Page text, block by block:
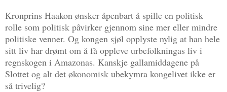
Kronprins Haakon ønsker åpenbart å spille en politisk
rolle som politisk påvirker gjennom sine mer eller mindre
politiske venner. Og kongen sjøl opplyste nylig at han hele
sitt liv har drømt om å få oppleve urbefolkningas liv i
regnskogen i Amazonas. Kanskje gallamiddagene på
Slottet og alt det økonomisk ubekymra kongelivet ikke er
så trivelig?